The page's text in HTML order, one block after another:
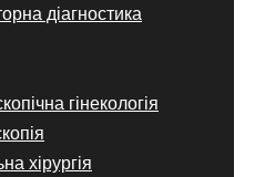
діагностика
гінекологія
хірургія